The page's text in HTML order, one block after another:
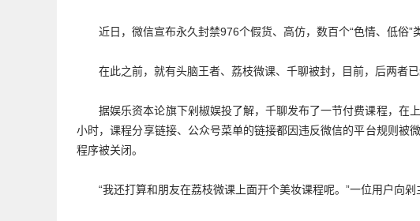
近日，微信宣布永久封禁976个假货、高仿，数百个“色情、低俗”
在此之前，就有头脑王者、荔枝微课、千聊被封，目前，后两者
据娱乐资本论旗下剁椒娱投了解，千聊发布了一节付费课程，在
小时，课程分享链接、公众号菜单的链接都因违反微信的平台规则被
程序被关闭。
“我还打算和朋友在荔枝微课上面开个美妆课程呢。”一位用户向剁